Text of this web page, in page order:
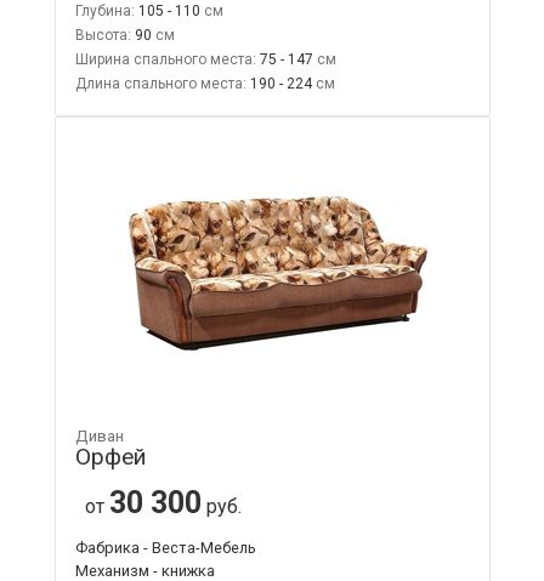
Глубина: 105 - 110
Высота: 90
Ширина спального места: 75 - 147
Длина спального места: 190 - 224
Диван
Орфей
от 30 300 руб.
Фабрика - Веста-Мебель
Механизм - книжка